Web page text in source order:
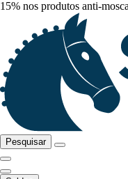
15% nos produtos anti-
Pesquisar